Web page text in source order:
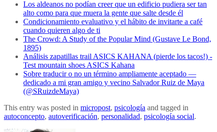
Los aldeanos no podían creer que un edificio pudiera ser tan
alto como para que muera la gente que salte desde él
Condicionamiento evaluativo y el hábito de invitarte a café
cuando quieren algo de ti
The Crowd: A Study of the Popular Mind (Gustave Le Bond,
1895)
Análisis zapatillas trail ASICS KAHANA (pierde los tacos!) -
Test mountain shoes ASICS Kahana
Sobre traducir o no un término ampliamente aceptado —
dedicado a mi gran amigo y vecino Salvador Ruiz de Maya
(@SRuizdeMaya)
This entry was posted in micropost, psicología and tagged in
autoconcepto, autoverificación, personalidad, psicología social.